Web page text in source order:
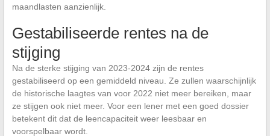
maandlasten aanzienlijk.
Gestabiliseerde rentes na de
stijging
Na de sterke stijging van 2023-2024 zijn de rentes
gestabiliseerd op een gemiddeld niveau. Ze zullen waarschijnlijk
de historische laagtes van voor 2022 niet meer bereiken, maar
ze stijgen ook niet meer. Voor een lener met een goed dossier
betekent dit dat de leencapaciteit weer leesbaar en
voorspelbaar wordt.